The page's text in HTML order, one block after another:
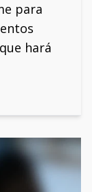
para
hará